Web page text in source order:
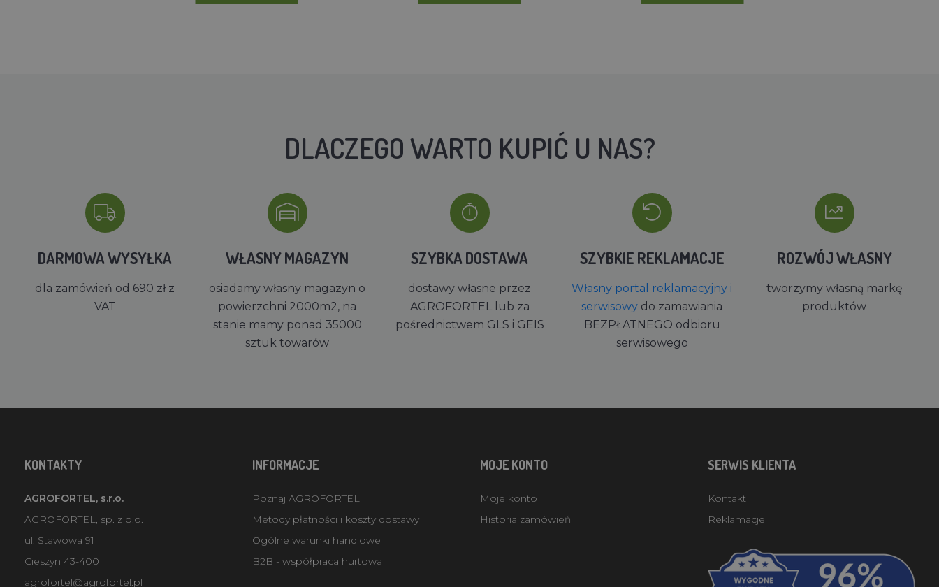
DLACZEGO WARTO KUPIĆ U NAS?
DARMOWA WYSYŁKA
dla zamówień od 690 zł z
VAT
WŁASNY MAGAZYN
osiadamy własny magazyn o
powierzchni 2000m2, na
stanie mamy ponad 35000
sztuk towarów
SZYBKA DOSTAWA
dostawy własne przez
AGROFORTEL lub za
pośrednictwem GLS i GEIS
SZYBKIE REKLAMACJE
Własny portal reklamacyjny i
serwisowy do zamawiania
BEZPŁATNEGO odbioru
serwisowego
ROZWÓJ WŁASNY
tworzymy własną markę
produktów
KONTAKTY
AGROFORTEL, s.r.o.
AGROFORTEL, sp. z o.o.
ul. Stawowa 91
Cieszyn 43-400
agrofortel@agrofortel.pl
INFORMACJE
Poznaj AGROFORTEL
Metody płatności i koszty dostawy
Ogólne warunki handlowe
B2B - współpraca hurtowa
MOJE KONTO
Moje konto
Historia zamówień
SERWIS KLIENTA
Kontakt
Reklamacje